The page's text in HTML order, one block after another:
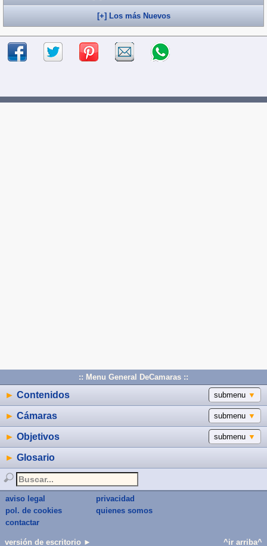
[+] Los más Nuevos
:: Menu General DeCamaras ::
submenu ▼
► Contenidos
submenu ▼
► Cámaras
submenu ▼
► Objetivos
► Glosario
aviso legal
privacidad
pol. de cookies
quienes somos
contactar
versión de escritorio ► ^ir arriba^